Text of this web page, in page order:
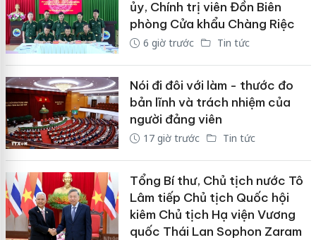
ủy, Chính trị viên Đồn Biên
phòng Cửa khẩu Chàng Riệc
6 giờ trước Tin tức
Nói đi đôi với làm - thước đo
bản lĩnh và trách nhiệm của
người đảng viên
17 giờ trước Tin tức
Tổng Bí thư, Chủ tịch nước Tô
Lâm tiếp Chủ tịch Quốc hội
kiêm Chủ tịch Hạ viện Vương
quốc Thái Lan Sophon Zaram